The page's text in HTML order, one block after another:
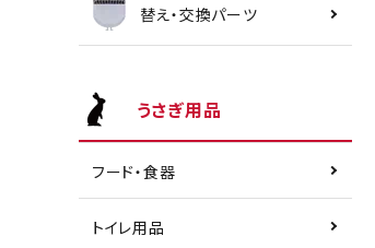
替え・交換パーツ
うさぎ用品
フード・食器
トイレ用品